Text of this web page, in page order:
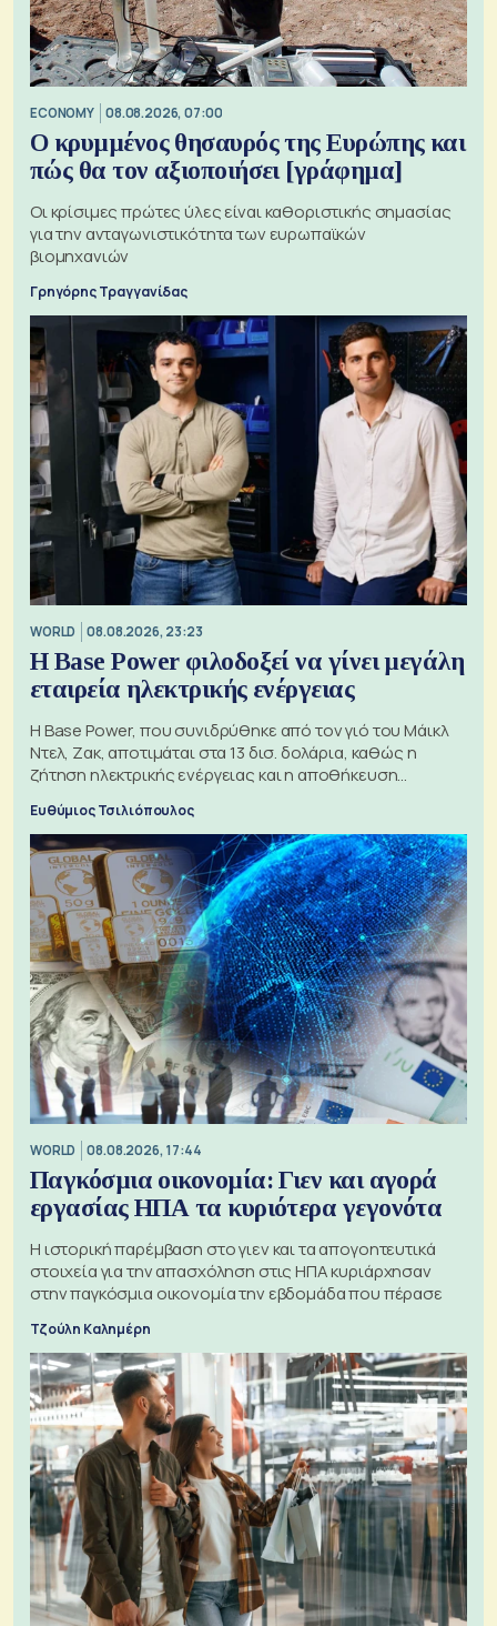
ECONOMY 08.08.2026, 07:00
Ο κρυμμένος θησαυρός της Ευρώπης και
πώς θα τον αξιοποιήσει [γράφημα]
Οι κρίσιμες πρώτες ύλες είναι καθοριστικής σημασίας
για την ανταγωνιστικότητα των ευρωπαϊκών
βιομηχανιών
Γρηγόρης Τραγγανίδας
WORLD 08.08.2026, 23:23
Η Base Power φιλοδοξεί να γίνει μεγάλη
εταιρεία ηλεκτρικής ενέργειας
Η Base Power, που συνιδρύθηκε από τον γιό του Μάικλ
Ντελ, Ζακ, αποτιμάται στα 13 δισ. δολάρια, καθώς η
ζήτηση ηλεκτρικής ενέργειας και η αποθήκευση
Ευθύμιος Τσιλιόπουλος
WORLD 08.08.2026, 17:44
Παγκόσμια οικονομία: Γιεν και αγορά
εργασίας ΗΠΑ τα κυριότερα γεγονότα
Η ιστορική παρέμβαση στο γιεν και τα απογοητευτικά
στοιχεία για την απασχόληση στις ΗΠΑ κυριάρχησαν
στην παγκόσμια οικονομία την εβδομάδα που πέρασε
Τζούλη Καλημέρη